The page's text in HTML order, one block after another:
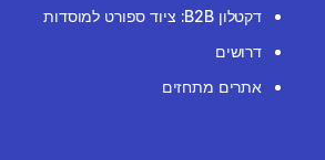
דקטלון B2B: ציוד ספורט למוסדות
דרושים
אתרים מתחזים